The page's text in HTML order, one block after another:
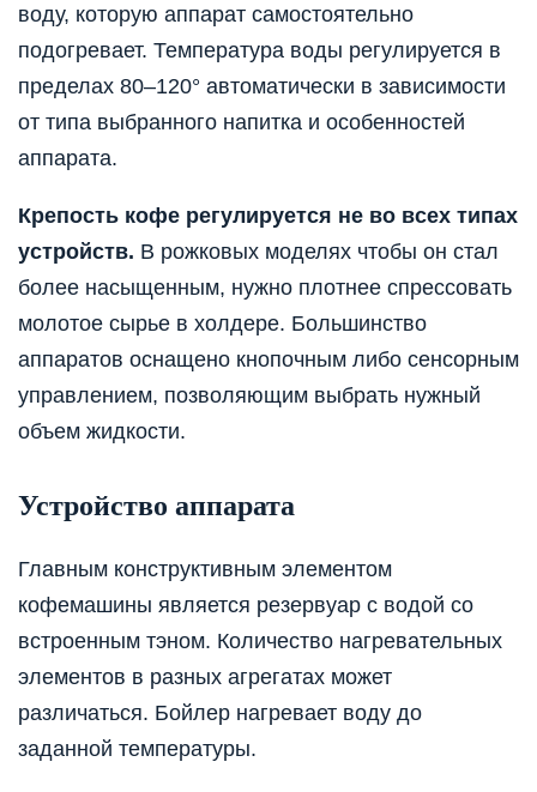
воду, которую аппарат самостоятельно
подогревает. Температура воды регулируется в
пределах 80–120° автоматически в зависимости
от типа выбранного напитка и особенностей
аппарата.
Крепость кофе регулируется не во всех типах
устройств. В рожковых моделях чтобы он стал
более насыщенным, нужно плотнее спрессовать
молотое сырье в холдере. Большинство
аппаратов оснащено кнопочным либо сенсорным
управлением, позволяющим выбрать нужный
объем жидкости.
Устройство аппарата
Главным конструктивным элементом
кофемашины является резервуар с водой со
встроенным тэном. Количество нагревательных
элементов в разных агрегатах может
различаться. Бойлер нагревает воду до
заданной температуры.